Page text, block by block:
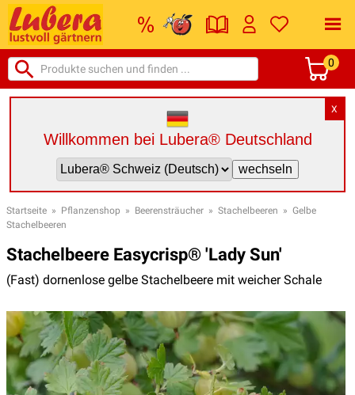
0
X
Willkommen bei Lubera® Deutschland
Startseite » Pflanzenshop » Beerensträucher » Stachelbeeren » Gelbe
Stachelbeeren
Stachelbeere Easycrisp® 'Lady Sun'
(Fast) dornenlose gelbe Stachelbeere mit weicher Schale